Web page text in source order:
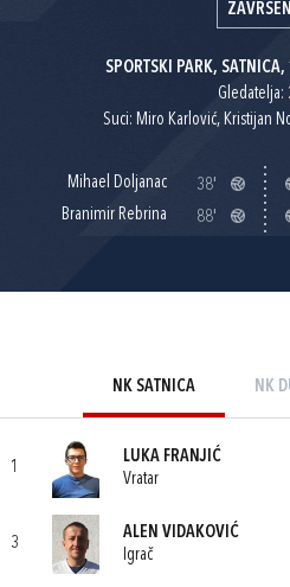
SPORTSKI PARK,
Gledatelja:
Suci: Miro Karlović, Kristijan
Mihael Doljanac
38'
Branimir Rebrina
88'
NK SATNICA NK
1
LUKA FRANJIĆ
Vratar
3
ALEN VIDAKOVIĆ
Igrač